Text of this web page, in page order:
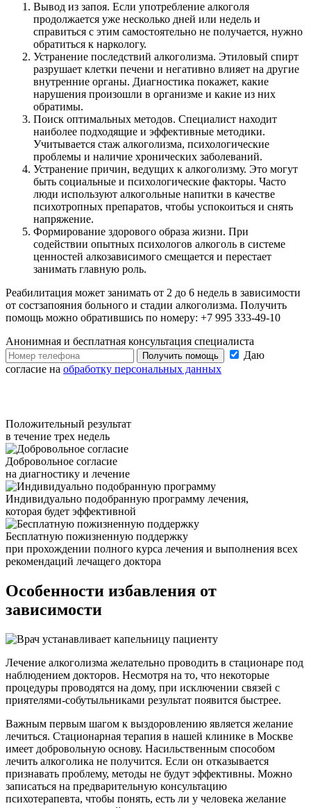
Вывод из запоя. Если употребление алкоголя
продолжается уже несколько дней или недель и
справиться с этим самостоятельно не получается, нужно
обратиться к наркологу.
Устранение последствий алкоголизма. Этиловый спирт
разрушает клетки печени и негативно влияет на другие
внутренние органы. Диагностика покажет, какие
нарушения произошли в организме и какие из них
обратимы.
Поиск оптимальных методов. Специалист находит
наиболее подходящие и эффективные методики.
Учитывается стаж алкоголизма, психологические
проблемы и наличие хронических заболеваний.
Устранение причин, ведущих к алкоголизму. Это могут
быть социальные и психологические факторы. Часто
люди используют алкогольные напитки в качестве
психотропных препаратов, чтобы успокоиться и снять
напряжение.
Формирование здорового образа жизни. При
содействии опытных психологов алкоголь в системе
ценностей алкозависимого смещается и перестает
занимать главную роль.
Реабилитация может занимать от 2 до 6 недель в зависимости
от состзапояния больного и стадии алкоголизма. Получить
помощь можно обратившись по номеру: +7 995 333-49-10
Анонимная и бесплатная консультация специалиста
Получить помощь
Даю
согласие на обработку персональных данных
Положительный результат
в течение трех недель
Добровольное согласие
на диагностику и лечение
Индивидуально подобранную программу лечения,
которая будет эффективной
Бесплатную пожизненную поддержку
при прохождении полного курса лечения и выполнения всех
рекомендаций лечащего доктора
Особенности избавления от
зависимости
Лечение алкоголизма желательно проводить в стационаре под
наблюдением докторов. Несмотря на то, что некоторые
процедуры проводятся на дому, при исключении связей с
приятелями-собутыльниками результат появится быстрее.
Важным первым шагом к выздоровлению является желание
лечиться. Стационарная терапия в нашей клинике в Москве
имеет добровольную основу. Насильственным способом
лечить алкоголика не получится. Если он отказывается
признавать проблему, методы не будут эффективны. Можно
записаться на предварительную консультацию
психотерапевта, чтобы понять, есть ли у человека желание